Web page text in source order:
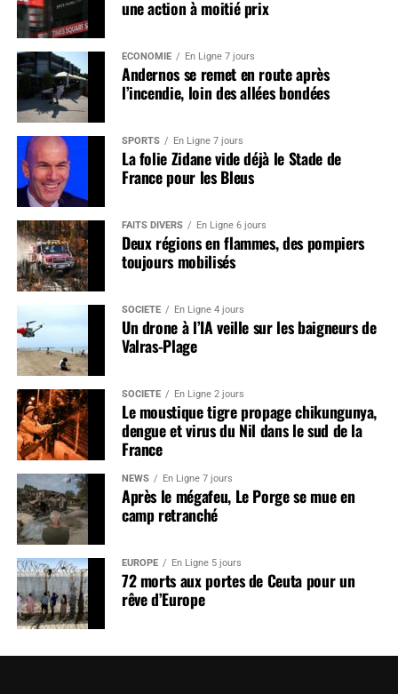
une action à moitié prix
ÉCONOMIE En Ligne 7 jours
Andernos se remet en route après
l’incendie, loin des allées bondées
SPORTS En Ligne 7 jours
La folie Zidane vide déjà le Stade de
France pour les Bleus
FAITS DIVERS En Ligne 6 jours
Deux régions en flammes, des pompiers
toujours mobilisés
SOCIÉTÉ En Ligne 4 jours
Un drone à l’IA veille sur les baigneurs de
Valras-Plage
SOCIÉTÉ En Ligne 2 jours
Le moustique tigre propage chikungunya,
dengue et virus du Nil dans le sud de la
France
NEWS En Ligne 7 jours
Après le mégafeu, Le Porge se mue en
camp retranché
EUROPE En Ligne 5 jours
72 morts aux portes de Ceuta pour un
rêve d’Europe